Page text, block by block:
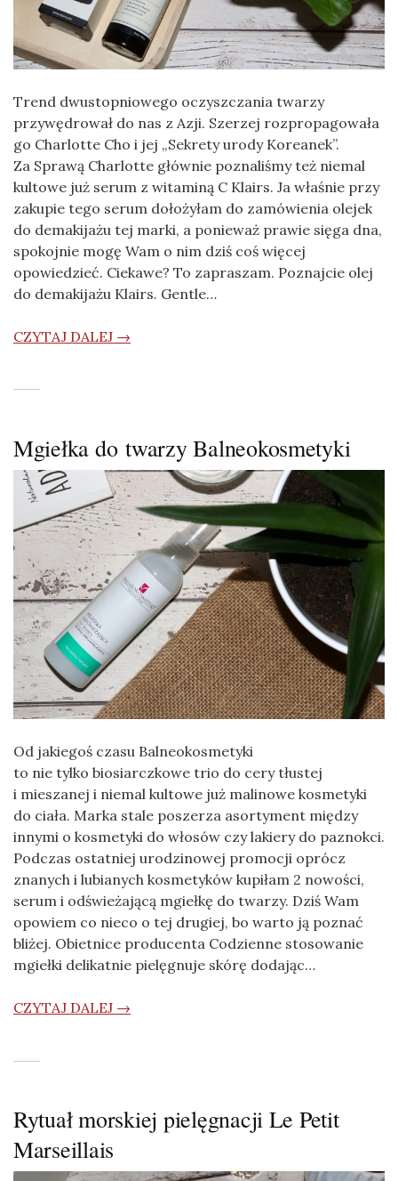
Trend dwustopniowego oczyszczania twarzy
przywędrował do nas z Azji. Szerzej rozpropagowała
go Charlotte Cho i jej „Sekrety urody Koreanek”.
Za Sprawą Charlotte głównie poznaliśmy też niemal
kultowe już serum z witaminą C Klairs. Ja właśnie przy
zakupie tego serum dołożyłam do zamówienia olejek
do demakijażu tej marki, a ponieważ prawie sięga dna,
spokojnie mogę Wam o nim dziś coś więcej
opowiedzieć. Ciekawe? To zapraszam. Poznajcie olej
do demakijażu Klairs. Gentle…
CZYTAJ DALEJ →
Mgiełka do twarzy Balneokosmetyki
Od jakiegoś czasu Balneokosmetyki
to nie tylko biosiarczkowe trio do cery tłustej
i mieszanej i niemal kultowe już malinowe kosmetyki
do ciała. Marka stale poszerza asortyment między
innymi o kosmetyki do włosów czy lakiery do paznokci.
Podczas ostatniej urodzinowej promocji oprócz
znanych i lubianych kosmetyków kupiłam 2 nowości,
serum i odświeżającą mgiełkę do twarzy. Dziś Wam
opowiem co nieco o tej drugiej, bo warto ją poznać
bliżej. Obietnice producenta Codzienne stosowanie
mgiełki delikatnie pielęgnuje skórę dodając…
CZYTAJ DALEJ →
Rytuał morskiej pielęgnacji Le Petit
Marseillais